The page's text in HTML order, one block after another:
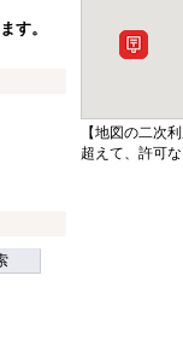
す。
【地図の二次
超えて、許可